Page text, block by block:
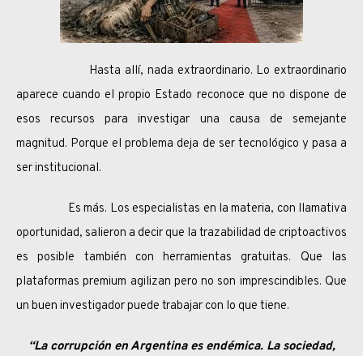
Hasta allí, nada extraordinario. Lo extraordinario
aparece cuando el propio Estado reconoce que no dispone de
esos recursos para investigar una causa de semejante
magnitud. Porque el problema deja de ser tecnológico y pasa a
ser institucional.
Es más. Los especialistas en la materia, con llamativa
oportunidad, salieron a decir que la trazabilidad de criptoactivos
es posible también con herramientas gratuitas. Que las
plataformas premium agilizan pero no son imprescindibles. Que
un buen investigador puede trabajar con lo que tiene.
“La corrupción en Argentina es endémica. La sociedad,